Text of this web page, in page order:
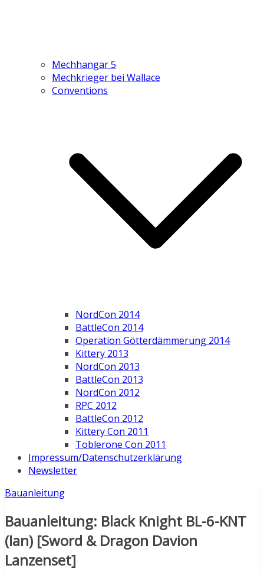
Mechhangar 5
Mechkrieger bei Wallace
Conventions
NordCon 2014
BattleCon 2014
Operation Götterdämmerung 2014
Kittery 2013
NordCon 2013
BattleCon 2013
NordCon 2012
RPC 2012
BattleCon 2012
Kittery Con 2011
Toblerone Con 2011
Impressum/Datenschutzerklärung
Newsletter
Bauanleitung
Bauanleitung: Black Knight BL-6-KNT
(Ian) [Sword & Dragon Davion
Lanzenset]